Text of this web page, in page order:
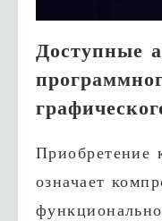
Доступные
Приобретение
означает